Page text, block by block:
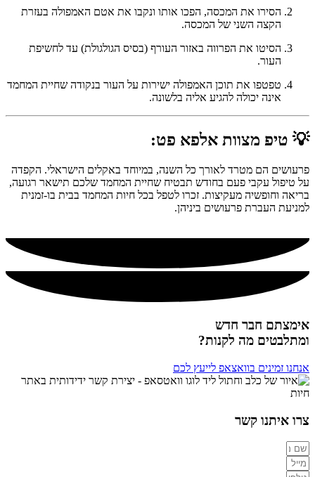
הסירו את המכסה, הפכו אותו ונקבו את אטם האמפולה בעזרת
הקצה השני של המכסה.
הסיטו את הפרווה באזור העורף (בסיס הגולגולת) עד לחשיפת
העור.
טפטפו את תוכן האמפולה ישירות על העור בנקודה שחיית המחמד
אינה יכולה להגיע אליה בלשונה.
💡 טיפ מצוות אלפא פט:
פרעושים הם מטרד לאורך כל השנה, במיוחד באקלים הישראלי. הקפדה
על טיפול עקבי פעם בחודש תבטיח שחיית המחמד שלכם תישאר רגועה,
בריאה וחופשיה מעקיצות. זכרו לטפל בכל חיות המחמד בבית בו-זמנית
למניעת העברת פרעושים ביניהן.
אימצתם חבר חדש
ומתלבטים מה לקנות?
אנחנו זמינים בוואצאפ לייעץ לכם
צרו איתנו קשר